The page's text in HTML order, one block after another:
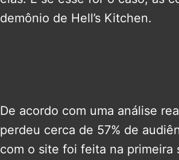
demônio de Hell’s Kitchen.
De acordo com uma análise
perdeu cerca de 57% de
com o site foi feita na primeira